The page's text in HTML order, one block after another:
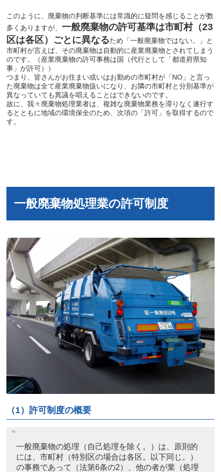
このように、廃棄物の判断基準には常識的に疑問を感じることが数
多くありますが、一般廃棄物の許可基準は市町村（23
区は各区）ごとに異なるため「一般廃棄物ではない。」と
市町村が言えば、その廃棄物は自動的に産業廃棄物とされてしまう
のです。（産業廃棄物の許可事務は国（代行として「都道府県知
事」が許可））
つまり、皆さんがお住まい或いはお勤めの市町村が「NO 」と言っ
た廃棄物は全て産業廃棄物扱いになり、お隣の市町村と分別基準が
異なっていても異議を唱えることはできないのです。
故に、我々廃棄物処理業者は、複雑な廃棄物業務を滞りなく遂行す
るとともに地域の環境保全のため、次項の「許可」を取得するので
す。
一般廃棄物処理業の許可制度
（1）許可制度の概要
一般廃棄物の処理（自己処理を除く。）は、原則的
には、市町村（特別区の場合は各区。以下同じ。）
の事務であって（法第6条の2）、他の者が業（処理